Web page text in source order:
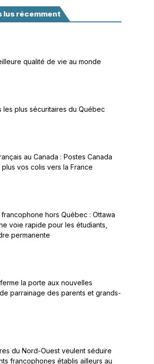
lus récemment
qualité de vie au monde
les plus sécuritaires du Québec
au Canada : Postes Canada
plus vos colis vers la France
francophone hors Québec : Ottawa
voie rapide pour les étudiants,
permanente
la porte aux nouvelles
parrainage des parents et grands-
du Nord-Ouest veulent séduire
francophones établis ailleurs au